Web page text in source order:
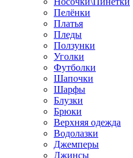
Пелёнки
Платья
Пледы
Ползунки
Уголки
Футболки
Шапочки
Шарфы
Блузки
Брюки
Верхняя одежда
Водолазки
Джемперы
Джинсы